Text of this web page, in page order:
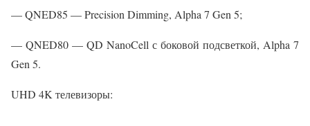
— QNED85 — Precision Dimming, Alpha 7 Gen 5;
— QNED80 — QD NanoCell с боковой подсветкой, Alpha 7
Gen 5.
UHD 4K телевизоры: